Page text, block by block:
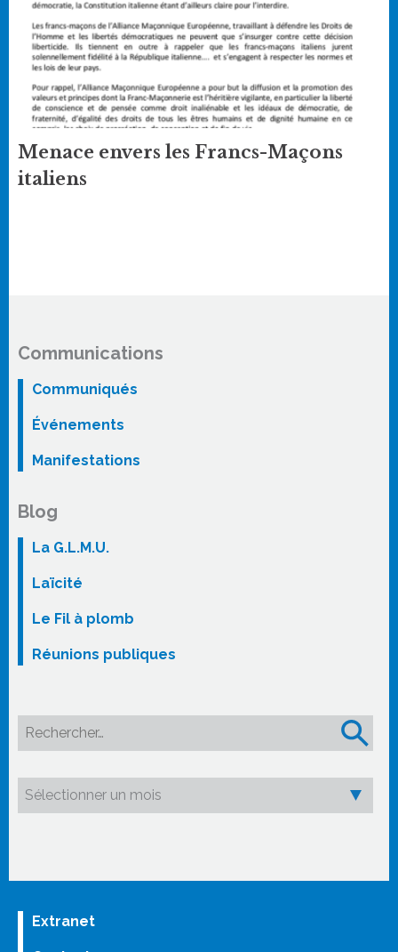
Menace envers les Francs-Maçons
italiens
Communications
Communiqués
Événements
Manifestations
Blog
La G.L.M.U.
Laïcité
Le Fil à plomb
Réunions publiques
Rechercher :
Extranet